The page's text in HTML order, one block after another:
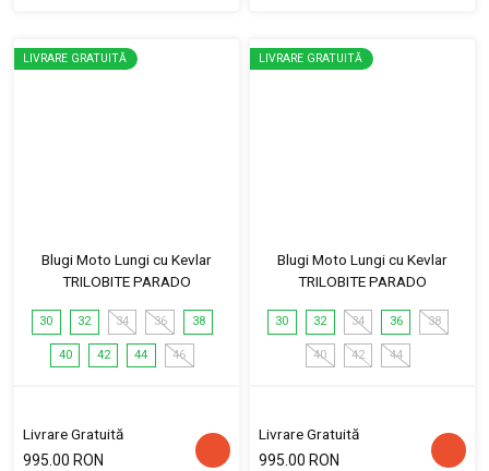
LIVRARE GRATUITĂ
Blugi Moto Lungi cu Kevlar
TRILOBITE PARADO
30 32 34 36 38
40 42 44 46
Livrare Gratuită
995.00 RON
LIVRARE GRATUITĂ
Blugi Moto Lungi cu Kevlar
TRILOBITE PARADO
30 32 34 36 38
40 42 44
Livrare Gratuită
995.00 RON